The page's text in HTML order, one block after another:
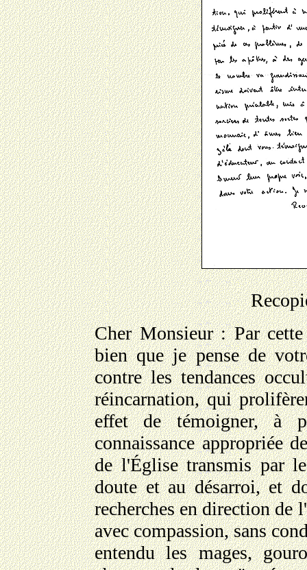
Cher Monsieur : Par
bien que je pense de
contre les tendances
réincarnation, qui
effet de témoigner, à
connaissance appropriée
de l'Église transmis par
doute et au désarroi, et
recherches en direction de
avec compassion, sans
entendu les mages,